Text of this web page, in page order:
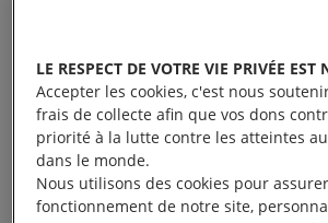
, associées à la
aux Palestiniens et les ont privés
fondamentaux.
Le régime militaire mis place par
territoires palestiniens occupés
LE RESPECT DE VOTRE VIE PRIVÉE EST
Accepter les cookies, c'est nous
frais de collecte afin que vos dons
priorité à la lutte contre les atteintes
dans le monde.
Nous utilisons des cookies pour
fonctionnement de notre site,